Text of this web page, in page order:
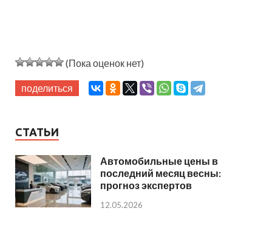
(Пока оценок нет)
поделиться
СТАТЬИ
Автомобильные цены в
последний месяц весны:
прогноз экспертов
12.05.2026